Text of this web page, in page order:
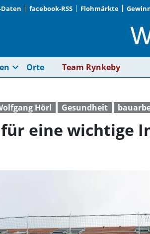
facebook-RSS Flohmärkte
expand_more Orte Team Rynkeby
Hörl Gesundheit
eine wichtige